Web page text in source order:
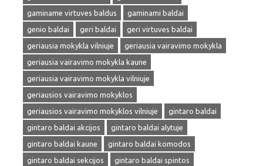
gaminame virtuves baldus
gaminami baldai
genio baldai
geri baldai
geri virtuves baldai
geriausia mokykla vilniuje
geriausia vairavimo mokykla
geriausia vairavimo mokykla kaune
geriausia vairavimo mokykla vilniuje
geriausios vairavimo mokyklos
geriausios vairavimo mokyklos vilniuje
gintaro baldai
gintaro baldai akcijos
gintaro baldai alytuje
gintaro baldai kaune
gintaro baldai komodos
gintaro baldai sekcijos
gintaro baldai spintos